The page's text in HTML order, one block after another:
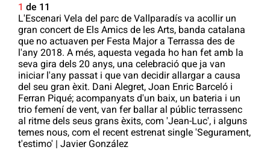
1 de 11
L'Escenari Vela del parc de Vallparadís va acollir un
gran concert de Els Amics de les Arts, banda catalana
que no actuaven per Festa Major a Terrassa des de
l'any 2018. A més, aquesta vegada ho han fet amb la
seva gira dels 20 anys, una celebració que ja van
iniciar l'any passat i que van decidir allargar a causa
del seu gran èxit. Dani Alegret, Joan Enric Barceló i
Ferran Piqué; acompanyats d'un baix, un bateria i un
trio femení de vent, van fer ballar al públic terrassenc
al ritme dels seus grans èxits, com 'Jean-Luc', i alguns
temes nous, com el recent estrenat single 'Segurament,
t'estimo' | Javier González